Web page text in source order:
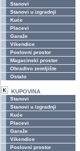
Stanovi
Stanovi u izgradnji
Kuće
Placevi
Garaže
Vikendice
Poslovni prostor
Magacinski prostor
Obradivo zemljište
Ostalo
KUPOVINA
Stanovi
Stanovi u izgradnji
Kuće
Placevi
Garaže
Vikendice
Poslovni prostor